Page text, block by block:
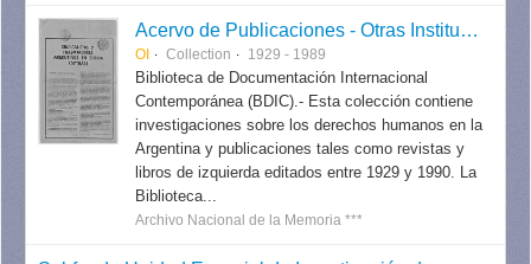
Acervo de Publicaciones - Otras Instituciones
OI Collection 1929 - 1989
Biblioteca de Documentación Internacional
Contemporánea (BDIC).- Esta colección contiene
investigaciones sobre los derechos humanos en la
Argentina y publicaciones tales como revistas y
libros de izquierda editados entre 1929 y 1990. La
Biblioteca...
Archivo Nacional de la Memoria ***